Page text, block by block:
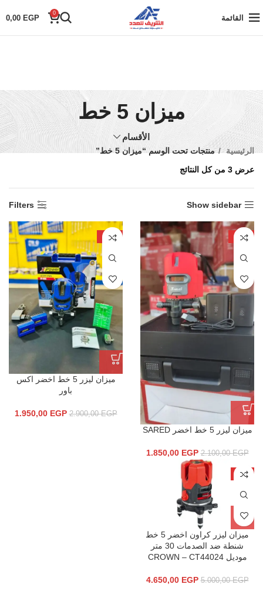
القائمة
0
0,00 EGP
ميزان 5 خط
الأقسام
الرئيسية
منتجات تحت الوسم “ميزان 5 خط”
عرض ⁦3⁩ من كل النتائج
Show sidebar
Filters
-12%
ميزان ليزر 5 خط اخضر SARED
2.100,00EGP
1.850,00 EGP
-33%
ميزان ليزر 5 خط اخضر اكس
باور
2.900,00EGP
1.950,00 EGP
-7%
ميزان ليزر كراون اخضر 5 خط
شنطة ضد الصدمات 30 متر
موديل CROWN – CT44024
5.000,00EGP
4.650,00 EGP